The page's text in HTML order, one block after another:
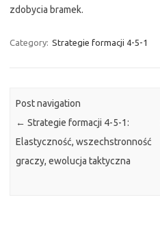
zdobycia bramek.
Category: Strategie formacji 4-5-1
Post navigation
← Strategie formacji 4-5-1:
Elastyczność, wszechstronność
graczy, ewolucja taktyczna